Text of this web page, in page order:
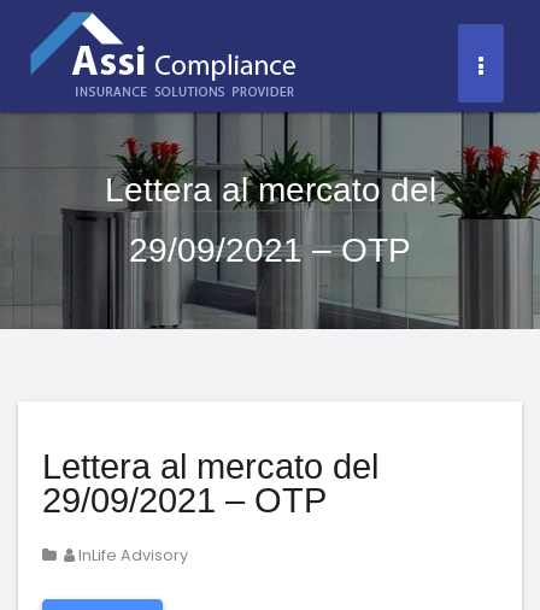
contenuto
Lettera al mercato del
29/09/2021 – OTP
Lettera al mercato del
29/09/2021 – OTP
InLife Advisory